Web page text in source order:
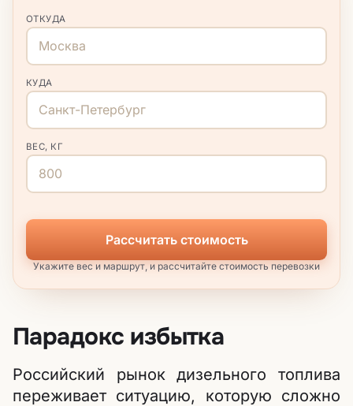
ОТКУДА
КУДА
ВЕС, КГ
Рассчитать стоимость
Укажите вес и маршрут, и рассчитайте стоимость перевозки
Парадокс избытка
Российский рынок дизельного топлива
переживает ситуацию, которую сложно